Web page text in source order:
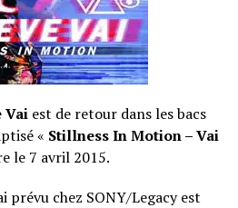
Vaiest de retour dans les bacs
« Stillness In Motion – Vai
le 7 avril 2015.
prévu chez SONY/Legacy est